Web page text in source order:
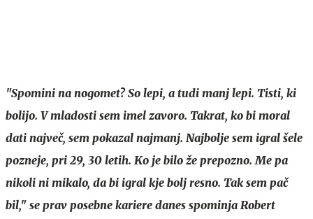
"Spomini na nogomet? So lepi, a tudi manj lepi. Tisti, ki
bolijo. V mladosti sem imel zavoro. Takrat, ko bi moral
dati največ, sem pokazal najmanj. Najbolje sem igral šele
pozneje, pri 29, 30 letih. Ko je bilo že prepozno. Me pa
nikoli ni mikalo, da bi igral kje bolj resno. Tak sem pač
bil," se prav posebne kariere danes spominja Robert